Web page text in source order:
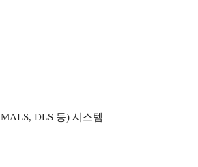
DLS 등) 시스템